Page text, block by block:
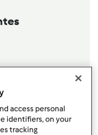
access personal
identifiers, on your
tracking